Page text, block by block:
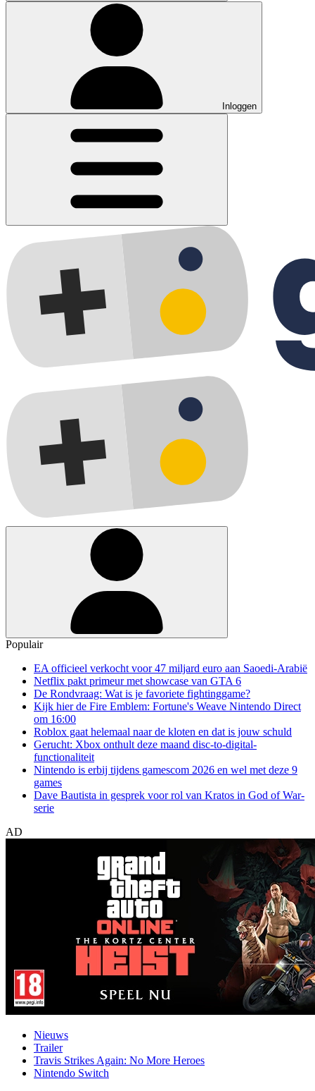
Inloggen
Populair
EA officieel verkocht voor 47 miljard euro aan Saoedi-Arabië
Netflix pakt primeur met showcase van GTA 6
De Rondvraag: Wat is je favoriete fightinggame?
Kijk hier de Fire Emblem: Fortune's Weave Nintendo Direct
om 16:00
Roblox gaat helemaal naar de kloten en dat is jouw schuld
Gerucht: Xbox onthult deze maand disc-to-digital-
functionaliteit
Nintendo is erbij tijdens gamescom 2026 en wel met deze 9
games
Dave Bautista in gesprek voor rol van Kratos in God of War-
serie
AD
Nieuws
Trailer
Travis Strikes Again: No More Heroes
Nintendo Switch